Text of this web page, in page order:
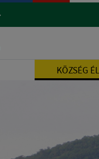
KÖZSÉG